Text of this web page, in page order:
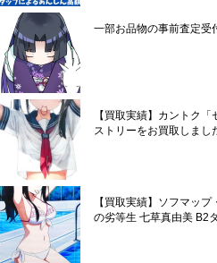
一部お品物の事前査定受
【買取実績】カントク
ストリーをお買取しまし
【買取実績】ソフマッ
の劣等生 七草真由美 B2